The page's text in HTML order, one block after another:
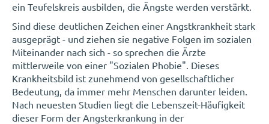
ein Teufelskreis ausbilden, die Ängste werden verstärkt.
Sind diese deutlichen Zeichen einer Angstkrankheit stark
ausgeprägt - und ziehen sie negative Folgen im sozialen
Miteinander nach sich - so sprechen die Ärzte
mittlerweile von einer "Sozialen Phobie". Dieses
Krankheitsbild ist zunehmend von gesellschaftlicher
Bedeutung, da immer mehr Menschen darunter leiden.
Nach neuesten Studien liegt die Lebenszeit-Häufigkeit
dieser Form der Angsterkrankung in der